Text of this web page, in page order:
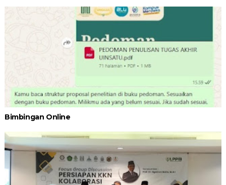
Bimbingan Online